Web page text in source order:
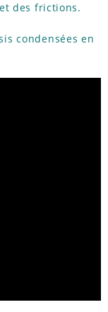
des frictions.
condensées en